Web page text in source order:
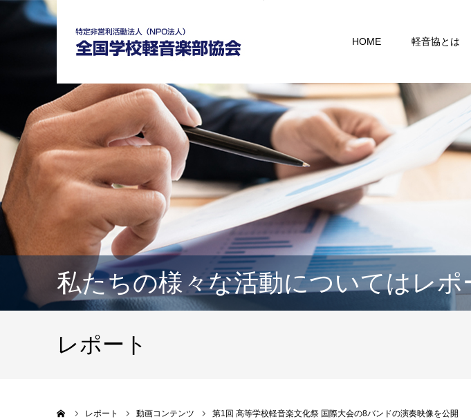
HOME 軽音協とは
私たちの様々な活動についてはレ
レポート
レポート 動画コンテンツ 第1回 高等学校軽音楽文化祭 国際大会の8バンドの演奏映像を公開